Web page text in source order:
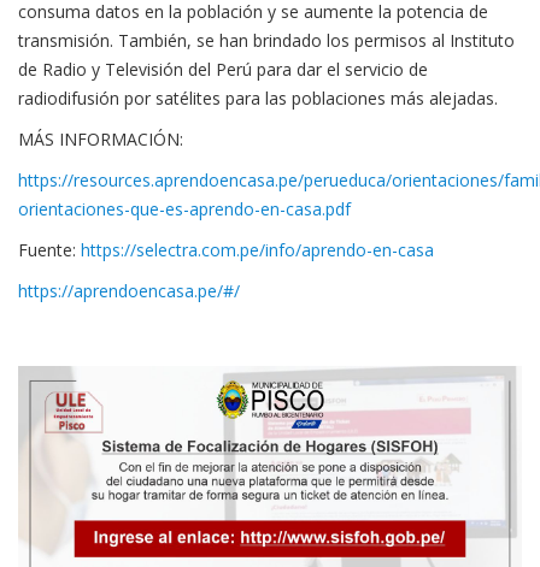
consuma datos en la población y se aumente la potencia de
transmisión. También, se han brindado los permisos al Instituto
de Radio y Televisión del Perú para dar el servicio de
radiodifusión por satélites para las poblaciones más alejadas.
MÁS INFORMACIÓN:
https://resources.aprendoencasa.pe/perueduca/orientaciones/
orientaciones-que-es-aprendo-en-casa.pdf
Fuente: https://selectra.com.pe/info/aprendo-en-casa
https://aprendoencasa.pe/#/